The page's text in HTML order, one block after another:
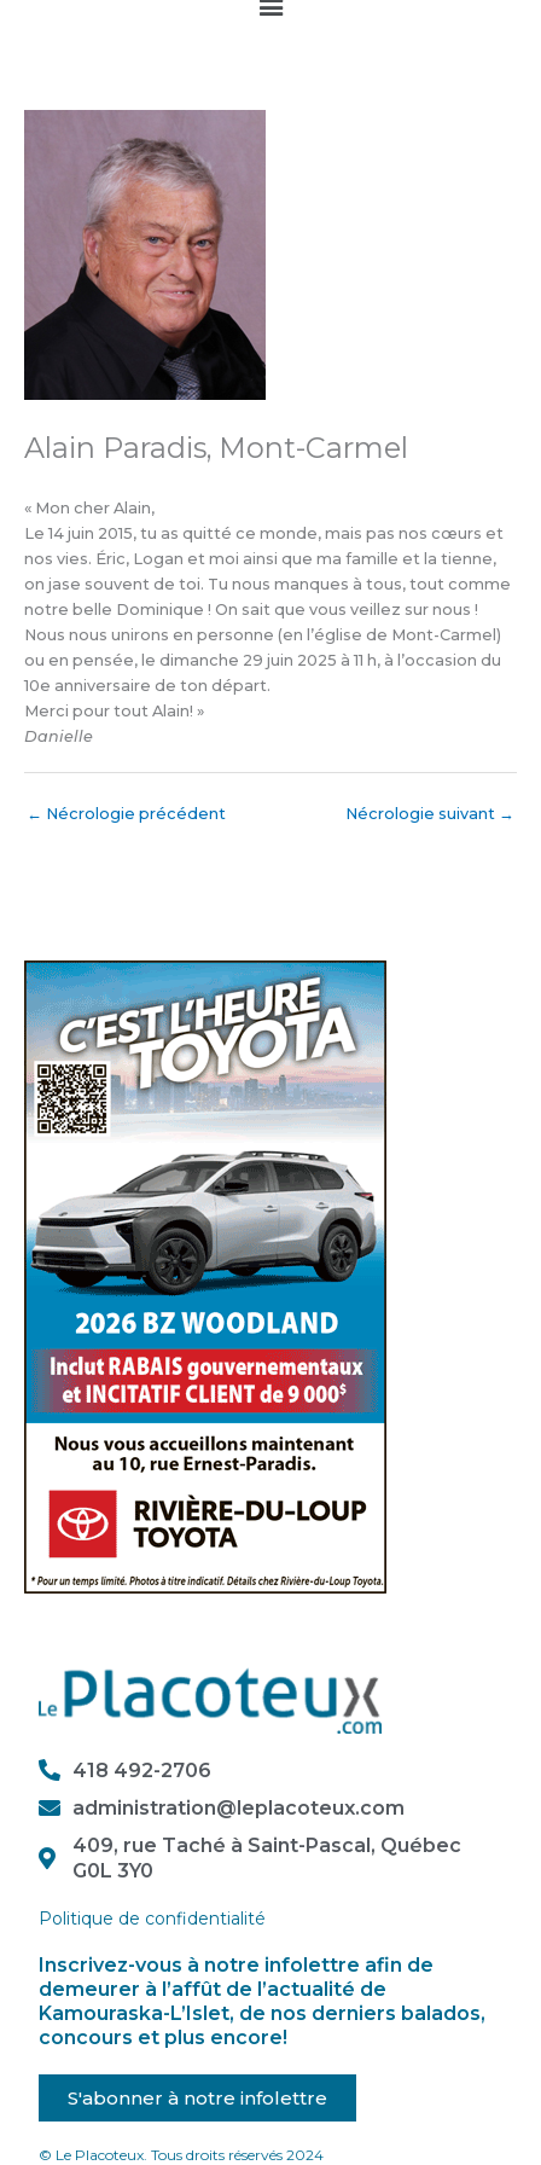
Alain Paradis, Mont-Carmel
« Mon cher Alain,
Le 14 juin 2015, tu as quitté ce monde, mais pas nos cœurs et
nos vies. Éric, Logan et moi ainsi que ma famille et la tienne,
on jase souvent de toi. Tu nous manques à tous, tout comme
notre belle Dominique ! On sait que vous veillez sur nous !
Nous nous unirons en personne (en l’église de Mont-Carmel)
ou en pensée, le dimanche 29 juin 2025 à 11 h, à l’occasion du
10e anniversaire de ton départ.
Merci pour tout Alain! »
Danielle
← Nécrologie précédent Nécrologie suivant →
418 492-2706
administration@leplacoteux.com
409, rue Taché à Saint-Pascal, Québec
G0L 3Y0
Politique de confidentialité
Inscrivez-vous à notre infolettre afin de
demeurer à l’affût de l’actualité de
Kamouraska-L’Islet, de nos derniers balados,
concours et plus encore!
S'abonner à notre infolettre
© Le Placoteux. Tous droits réservés 2024